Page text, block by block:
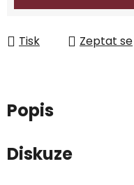
Tisk Zeptat se
Popis
Diskuze